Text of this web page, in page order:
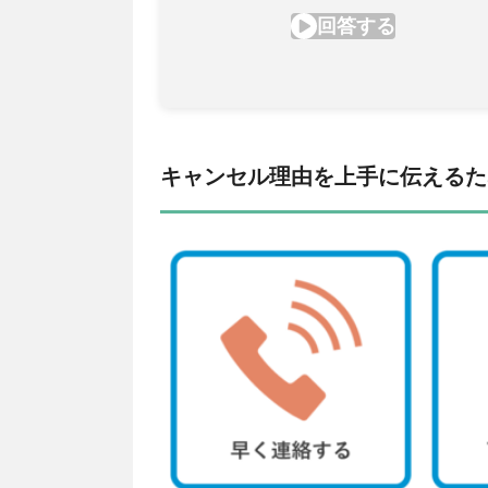
キャンセル理由を上手に伝える